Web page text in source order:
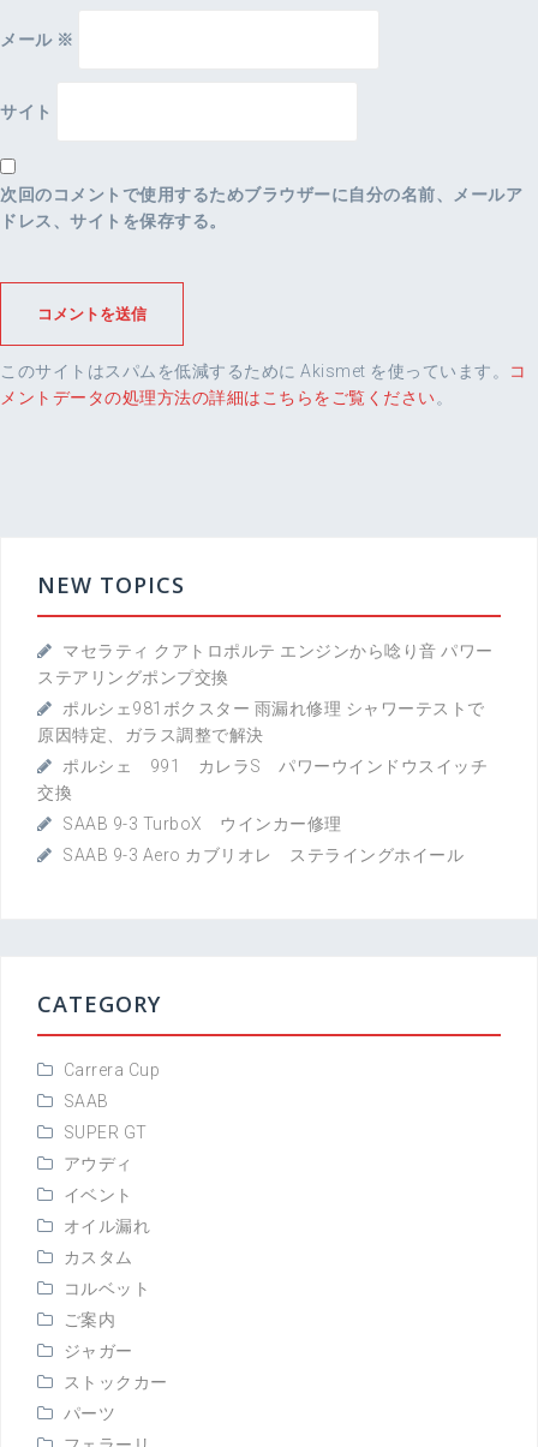
メール ※
サイト
次回のコメントで使用するためブラウザーに自分の名前、メールア
ドレス、サイトを保存する。
このサイトはスパムを低減するために Akismet を使っています。
コ
メントデータの処理方法の詳細はこちらをご覧ください。
NEW TOPICS
マセラティ クアトロポルテ エンジンから唸り音 パワー
ステアリングポンプ交換
ポルシェ981ボクスター 雨漏れ修理 シャワーテストで
原因特定、ガラス調整で解決
ポルシェ 991 カレラS パワーウインドウスイッチ
交換
SAAB 9-3 TurboX ウインカー修理
SAAB 9-3 Aero カブリオレ ステライングホイール
CATEGORY
Carrera Cup
SAAB
SUPER GT
アウディ
イベント
オイル漏れ
カスタム
コルベット
ご案内
ジャガー
ストックカー
パーツ